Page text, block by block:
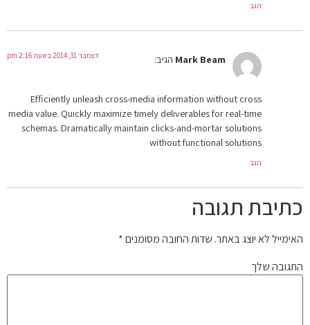
הגב
Mark Beam הגיב: דצמבר 31, 2014 בשעה 2:16 pm
Efficiently unleash cross-media information without cross
media value. Quickly maximize timely deliverables for real-time
schemas. Dramatically maintain clicks-and-mortar solutions
without functional solutions
הגב
כתיבת תגובה
האימייל לא יוצג באתר. שדות החובה מסומנים*
התגובה שלך